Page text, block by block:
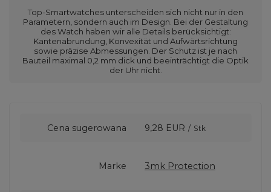
Top-Smartwatches unterscheiden sich nicht nur in den
Parametern, sondern auch im Design. Bei der Gestaltung
des Watch haben wir alle Details berücksichtigt:
Kantenabrundung, Konvexität und Aufwärtsrichtung
sowie präzise Abmessungen. Der Schutz ist je nach
Bauteil maximal 0,2 mm dick und beeinträchtigt die Optik
der Uhr nicht.
Cena sugerowana 9,28 EUR / Stk
Marke 3mk Protection